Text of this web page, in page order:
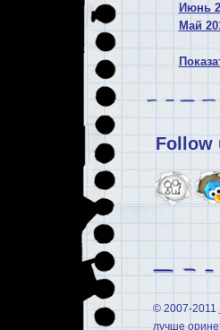
Июнь
Май
Follow
© 2007-2011
лучше